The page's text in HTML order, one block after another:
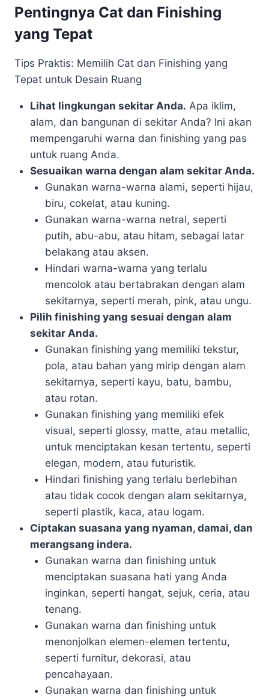
Pentingnya Cat dan Finishing
yang Tepat
Tips Praktis: Memilih Cat dan Finishing yang
Tepat untuk Desain Ruang
Lihat lingkungan sekitar Anda. Apa iklim,
alam, dan bangunan di sekitar Anda? Ini akan
mempengaruhi warna dan finishing yang pas
untuk ruang Anda.
Sesuaikan warna dengan alam sekitar Anda.
Gunakan warna-warna alami, seperti hijau,
biru, cokelat, atau kuning.
Gunakan warna-warna netral, seperti
putih, abu-abu, atau hitam, sebagai latar
belakang atau aksen.
Hindari warna-warna yang terlalu
mencolok atau bertabrakan dengan alam
sekitarnya, seperti merah, pink, atau ungu.
Pilih finishing yang sesuai dengan alam
sekitar Anda.
Gunakan finishing yang memiliki tekstur,
pola, atau bahan yang mirip dengan alam
sekitarnya, seperti kayu, batu, bambu,
atau rotan.
Gunakan finishing yang memiliki efek
visual, seperti glossy, matte, atau metallic,
untuk menciptakan kesan tertentu, seperti
elegan, modern, atau futuristik.
Hindari finishing yang terlalu berlebihan
atau tidak cocok dengan alam sekitarnya,
seperti plastik, kaca, atau logam.
Ciptakan suasana yang nyaman, damai, dan
merangsang indera.
Gunakan warna dan finishing untuk
menciptakan suasana hati yang Anda
inginkan, seperti hangat, sejuk, ceria, atau
tenang.
Gunakan warna dan finishing untuk
menonjolkan elemen-elemen tertentu,
seperti furnitur, dekorasi, atau
pencahayaan.
Gunakan warna dan finishing untuk